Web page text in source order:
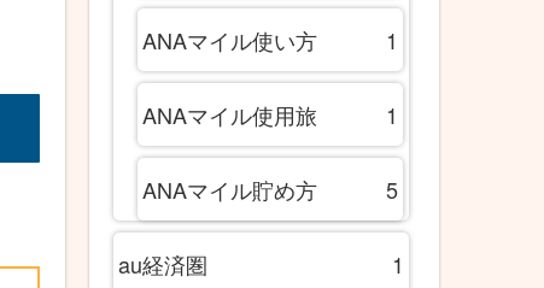
ANAマイル使い方 1
ANAマイル使用旅 1
ANAマイル貯め方 5
au経済圏 1